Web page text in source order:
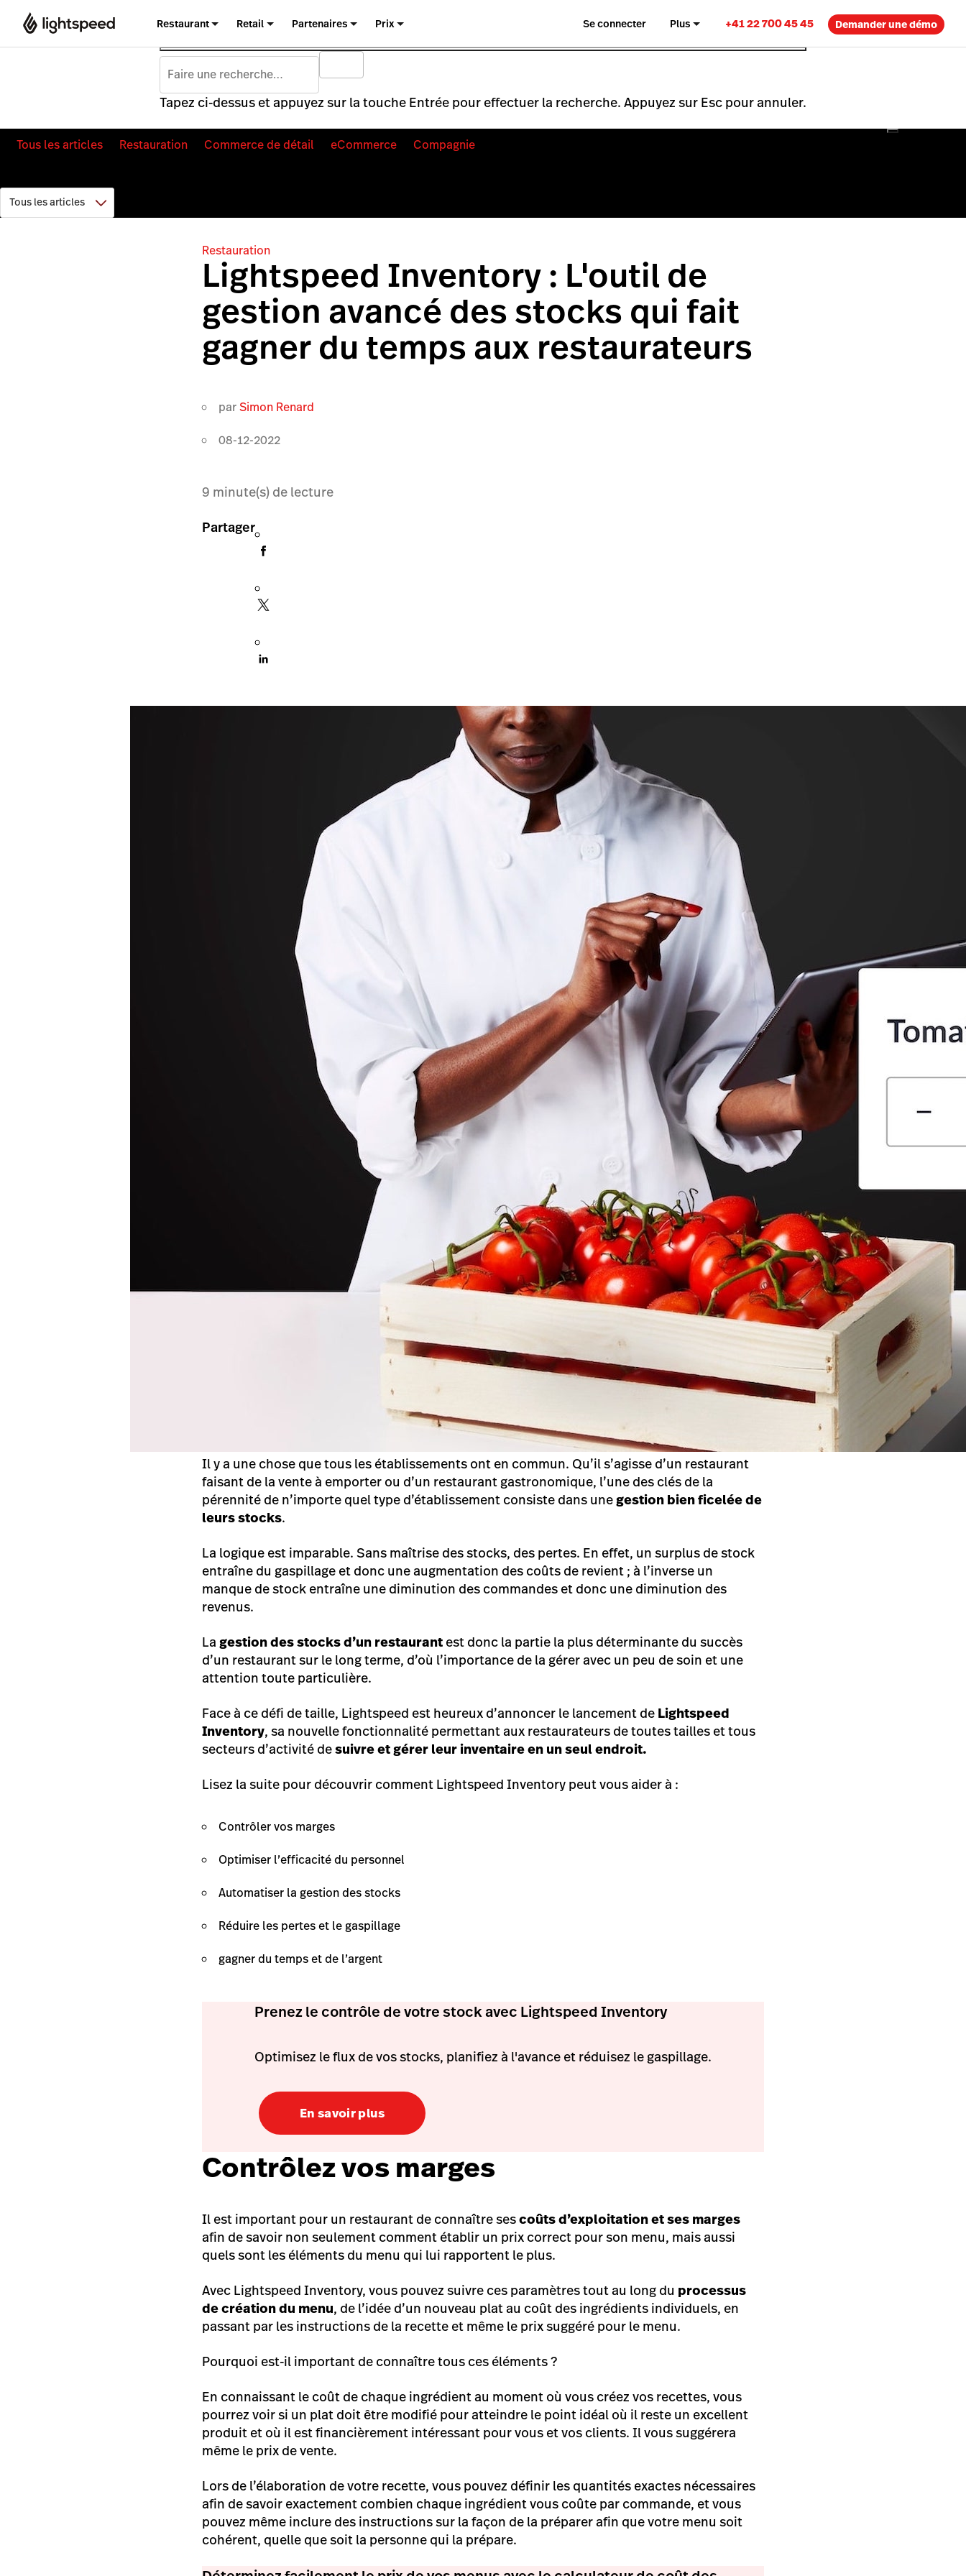
Restaurant Retail Partenaires Prix Se connecter Plus +41 22 700 45 45 Demander une démo
Tapez ci-dessus et appuyez sur la touche Entrée pour effectuer la recherche. Appuyez sur Esc pour annuler.
Tous les articles Restauration Commerce de détail eCommerce Compagnie
Restauration
Lightspeed Inventory : L'outil de
gestion avancé des stocks qui fait
gagner du temps aux restaurateurs
parSimon Renard
08-12-2022
9 minute(s) de lecture
Partager
Il y a une chose que tous les établissements ont en commun. Qu’il s’agisse d’un restaurant
faisant de la vente à emporter ou d’un restaurant gastronomique, l’une des clés de la
pérennité de n’importe quel type d’établissement consiste dans unegestion bien ficelée de
leurs stocks.
La logique est imparable. Sans maîtrise des stocks, des pertes. En effet, un surplus de stock
entraîne du gaspillage et donc une augmentation des coûts de revient ; à l’inverse un
manque de stock entraîne une diminution des commandes et donc une diminution des
revenus.
La gestion des stocks d’un restaurant est donc la partie la plus déterminante du succès
d’un restaurant sur le long terme, d’où l’importance de la gérer avec un peu de soin et une
attention toute particulière.
Face à ce défi de taille, Lightspeed est heureux d’annoncer le lancement de Lightspeed
Inventory, sa nouvelle fonctionnalité permettant aux restaurateurs de toutes tailles et tous
secteurs d’activité desuivre et gérer leur inventaire en un seul endroit.
Lisez la suite pour découvrir comment Lightspeed Inventory peut vous aider à :
Contrôler vos marges
Optimiser l’efficacité du personnel
Automatiser la gestion des stocks
Réduire les pertes et le gaspillage
gagner du temps et de l’argent
Prenez le contrôle de votre stock avec Lightspeed Inventory
Optimisez le flux de vos stocks, planifiez à l'avance et réduisez le gaspillage.
En savoir plus
Contrôlez vos marges
Il est important pour un restaurant de connaître sescoûts d’exploitation et ses marges
afin de savoir non seulement comment établir un prix correct pour son menu, mais aussi
quels sont les éléments du menu qui lui rapportent le plus.
Avec Lightspeed Inventory, vous pouvez suivre ces paramètres tout au long du processus
de création du menu, de l’idée d’un nouveau plat au coût des ingrédients individuels, en
passant par les instructions de la recette et même le prix suggéré pour le menu.
Pourquoi est-il important de connaître tous ces éléments ?
En connaissant le coût de chaque ingrédient au moment où vous créez vos recettes, vous
pourrez voir si un plat doit être modifié pour atteindre le point idéal où il reste un excellent
produit et où il est financièrement intéressant pour vous et vos clients. Il vous suggérera
même le prix de vente.
Lors de l’élaboration de votre recette, vous pouvez définir les quantités exactes nécessaires
afin de savoir exactement combien chaque ingrédient vous coûte par commande, et vous
pouvez même inclure des instructions sur la façon de la préparer afin que votre menu soit
cohérent, quelle que soit la personne qui la prépare.